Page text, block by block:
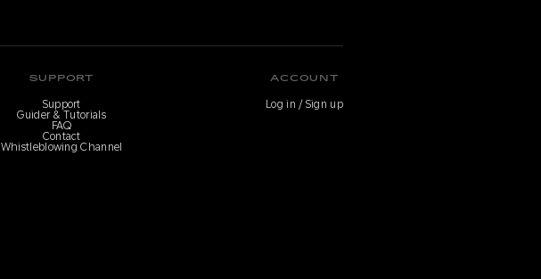
SUPPORT
Support
Guider & Tutorials
FAQ
Contact
Whistleblowing Channel
ACCOUNT
Log in / Sign up